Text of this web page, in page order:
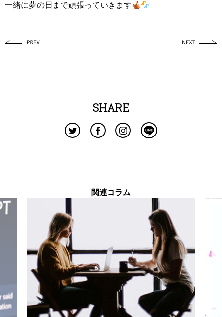
一緒に夢の日まで頑張っていきます
SHARE
関連コラム